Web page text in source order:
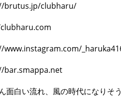
brutus.jp/clubharu/
www.instagram.com/
bar.smappa.net
面白い流れ、風の時代になりそ